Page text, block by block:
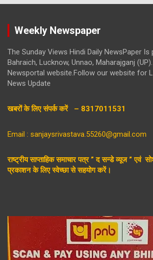
Weekly Newspaper
The Sunday Views Hindi Daily NewsPaper
Bahraich, Lucknow, Unnao, Maharajganj
Newsportal website.Follow our website for
News Update
खबरों के लिए संपर्क करें – 8317011531
Email : sanjaysrivastava.55260@gmail.com
राष्ट्रीय साप्ताहिक समाचार पत्र ” द सन्डे व्यूज ” एवं
प्रकाशन के लिए स्वेच्छा से सहयोग करें।